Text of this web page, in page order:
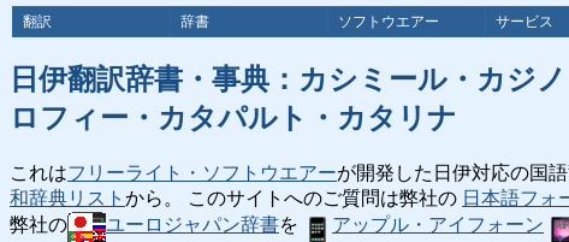
翻訳 辞書 ソフトウエアー サービス
日伊翻訳辞書・事典：カシミール・カジ
ロフィー・カタパルト・カタリナ
これはフリーライト・ソフトウエアーが開発した日伊対応の国
和辞典リスト から。 このサイトへのご質問は弊社の 日本語フォ
弊社の
ユーロジャパン辞書を アップル・アイフォーン